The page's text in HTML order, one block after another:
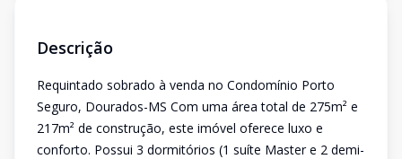
Descrição
Requintado sobrado à venda no Condomínio Porto
Seguro, Dourados-MS Com uma área total de 275m² e
217m² de construção, este imóvel oferece luxo e
conforto. Possui 3 dormitórios (1 suíte Master e 2 demi-